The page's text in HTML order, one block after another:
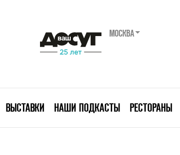
МОСКВА
ВЫСТАВКИ НАШИ ПОДКАСТЫ РЕСТОРАНЫ